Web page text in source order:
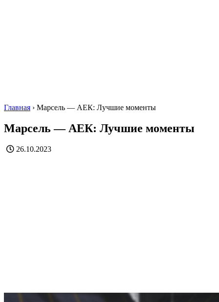
Главная › Марсель — АЕК: Лучшие моменты
Марсель — АЕК: Лучшие моменты
26.10.2023